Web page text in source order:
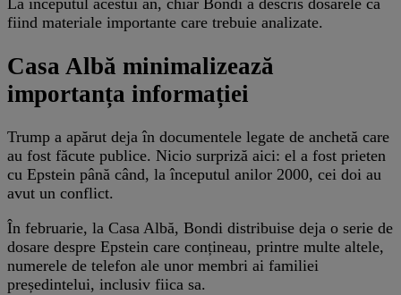
La începutul acestui an, chiar Bondi a descris dosarele ca
fiind materiale importante care trebuie analizate.
Casa Albă minimalizează
importanța informației
Trump a apărut deja în documentele legate de anchetă care
au fost făcute publice. Nicio surpriză aici: el a fost prieten
cu Epstein până când, la începutul anilor 2000, cei doi au
avut un conflict.
În februarie, la Casa Albă, Bondi distribuise deja o serie de
dosare despre Epstein care conțineau, printre multe altele,
numerele de telefon ale unor membri ai familiei
președintelui, inclusiv fiica sa.